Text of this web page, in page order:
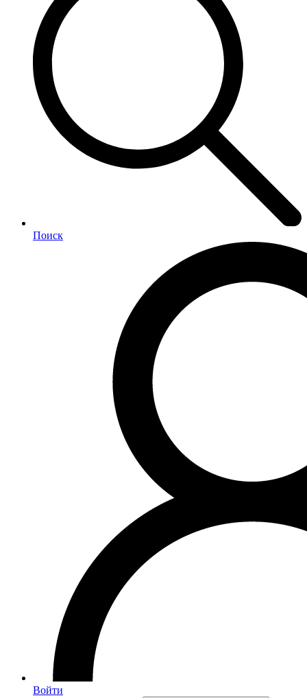
Поиск
Войти